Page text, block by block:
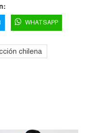
WHATSAPP
chilena